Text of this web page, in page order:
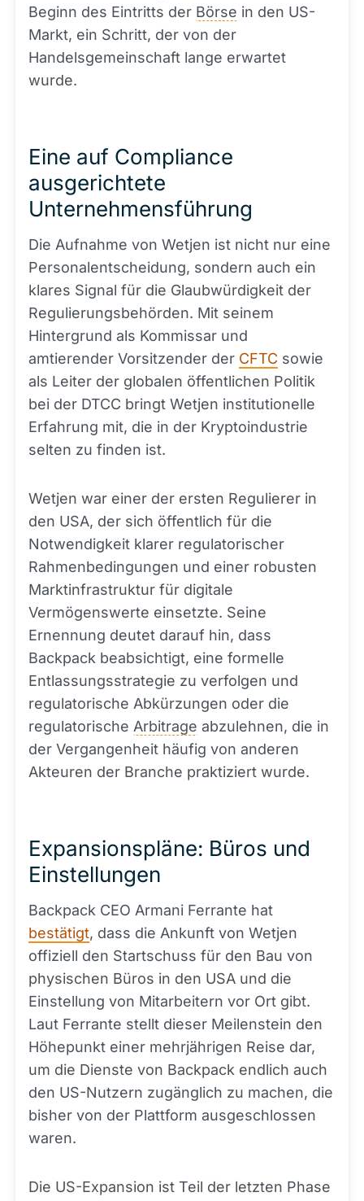
Beginn des Eintritts der Börse in den US-
Markt, ein Schritt, der von der
Handelsgemeinschaft lange erwartet
wurde.
Eine auf Compliance
ausgerichtete
Unternehmensführung
Die Aufnahme von Wetjen ist nicht nur eine
Personalentscheidung, sondern auch ein
klares Signal für die Glaubwürdigkeit der
Regulierungsbehörden. Mit seinem
Hintergrund als Kommissar und
amtierender Vorsitzender der CFTC sowie
als Leiter der globalen öffentlichen Politik
bei der DTCC bringt Wetjen institutionelle
Erfahrung mit, die in der Kryptoindustrie
selten zu finden ist.
Wetjen war einer der ersten Regulierer in
den USA, der sich öffentlich für die
Notwendigkeit klarer regulatorischer
Rahmenbedingungen und einer robusten
Marktinfrastruktur für digitale
Vermögenswerte einsetzte. Seine
Ernennung deutet darauf hin, dass
Backpack beabsichtigt, eine formelle
Entlassungsstrategie zu verfolgen und
regulatorische Abkürzungen oder die
regulatorische Arbitrage abzulehnen, die in
der Vergangenheit häufig von anderen
Akteuren der Branche praktiziert wurde.
Expansionspläne: Büros und
Einstellungen
Backpack CEO Armani Ferrante hat
bestätigt, dass die Ankunft von Wetjen
offiziell den Startschuss für den Bau von
physischen Büros in den USA und die
Einstellung von Mitarbeitern vor Ort gibt.
Laut Ferrante stellt dieser Meilenstein den
Höhepunkt einer mehrjährigen Reise dar,
um die Dienste von Backpack endlich auch
den US-Nutzern zugänglich zu machen, die
bisher von der Plattform ausgeschlossen
waren.
Die US-Expansion ist Teil der letzten Phase